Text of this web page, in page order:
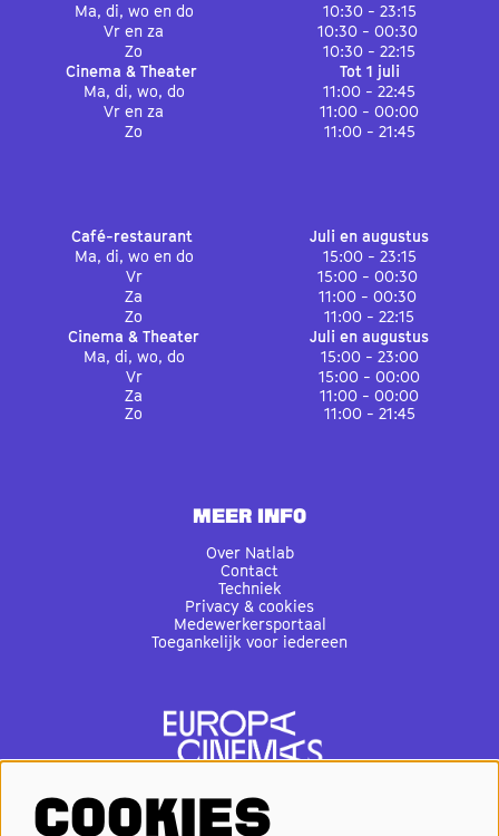
Ma, di, wo en do
10:30 - 23:15
Vr en za
10:30 - 00:30
Zo
10:30 - 22:15
Cinema & Theater
Tot 1 juli
Ma, di, wo, do
11:00 - 22:45
Vr en za
11:00 - 00:00
Zo
11:00 - 21:45
Café-restaurant
Juli en augustus
Ma, di, wo en do
15:00 - 23:15
Vr
15:00 - 00:30
Za
11:00 - 00:30
Zo
11:00 - 22:15
Cinema & Theater
Juli en augustus
Ma, di, wo, do
15:00 - 23:00
Vr
15:00 - 00:00
Za
11:00 - 00:00
Zo
11:00 - 21:45
MEER INFO
Over Natlab
Contact
Techniek
Privacy & cookies
Medewerkersportaal
Toegankelijk voor iedereen
COOKIES